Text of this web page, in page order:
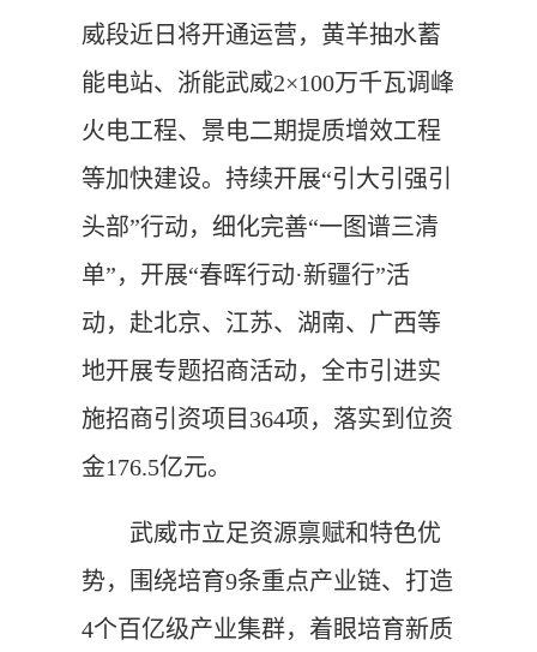
威段近日将开通运营，黄羊抽水蓄
能电站、浙能武威2×100万千瓦调峰
火电工程、景电二期提质增效工程
等加快建设。持续开展“引大引强引
头部”行动，细化完善“一图谱三清
单”，开展“春晖行动·新疆行”活
动，赴北京、江苏、湖南、广西等
地开展专题招商活动，全市引进实
施招商引资项目364项，落实到位资
金176.5亿元。
武威市立足资源禀赋和特色优
势，围绕培育9条重点产业链、打造
4个百亿级产业集群，着眼培育新质